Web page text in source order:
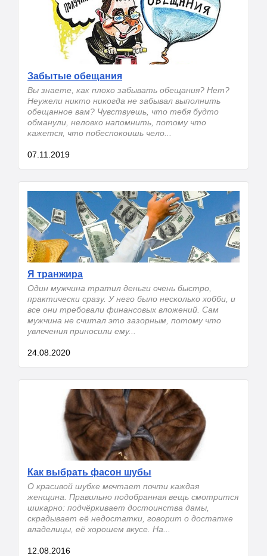
Забытые обещания
Вы знаете, как плохо забывать обещания? Нет?
Неужели никто никогда не забывал выполнить
обещанное вам? Чувствуешь, что тебя будто
обманули, неловко напомнить, потому что
кажется, что побеспокоишь чело...
07.11.2019
Я транжира
Один мужчина тратил деньги очень быстро,
практически сразу. У него было несколько хобби, и
все они требовали финансовых вложений. Сам
мужчина не считал это зазорным, потому что
увлечения приносили ему...
24.08.2020
Как выбрать фасон шубы
О красивой шубке мечтает почти каждая
женщина. Правильно подобранная вещь смотрится
шикарно: подчёркивает достоинства дамы,
скрадывает её недостатки, говорит о достатке
владелицы, её хорошем вкусе. На...
12.08.2016